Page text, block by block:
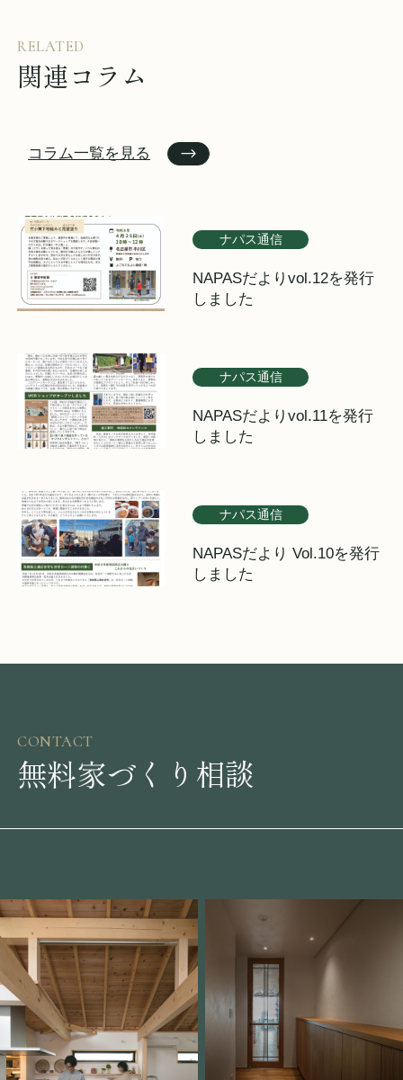
RELATED
関連コラム
コラム一覧を見る
ナパス通信
NAPASだよりvol.12を発行
しました
ナパス通信
NAPASだよりvol.11を発行
しました
ナパス通信
NAPASだより Vol.10を発行
しました
CONTACT
無料家づくり相談